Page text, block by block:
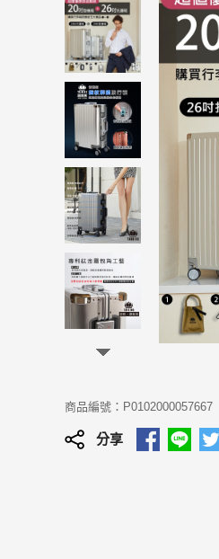
商品編號：P0102000057667
分享